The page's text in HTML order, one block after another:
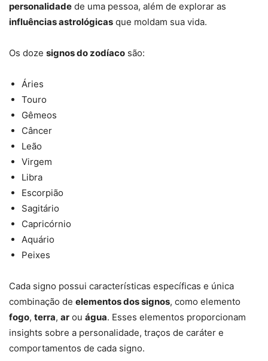
personalidade de uma pessoa, além de explorar as
influências astrológicas que moldam sua vida.
Os doze signos do zodíaco são:
Áries
Touro
Gêmeos
Câncer
Leão
Virgem
Libra
Escorpião
Sagitário
Capricórnio
Aquário
Peixes
Cada signo possui características específicas e única
combinação de elementos dos signos, como elemento
fogo, terra, ar ou água. Esses elementos proporcionam
insights sobre a personalidade, traços de caráter e
comportamentos de cada signo.